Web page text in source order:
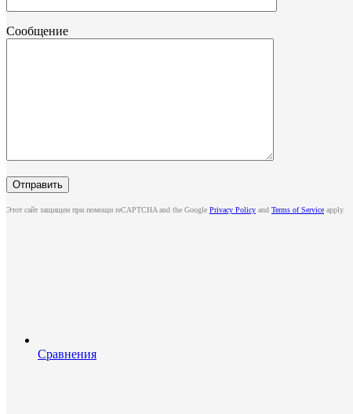
Сообщение
Этот сайт защищен при помощи reCAPTCHA and the Google Privacy Policy and Terms of Service apply.
Сравнения